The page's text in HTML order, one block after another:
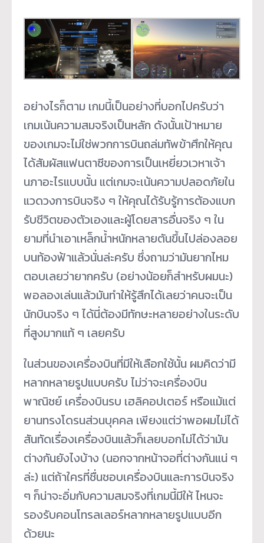
อย่างไรก็ตาม เกมนี้เป็นอย่างที่บอกไปครับว่า
เกมเน้นความสมจริงเป็นหลัก ดังนั้นเป้าหมาย
ของเกมจะไม่ใช่พวกการบินถล่มทัพข้าศึกให้คุณ
ได้สัมผัสแฟนตาซีของการเป็นเหยี่ยวเวหาเจ้า
นภาอะไรแบบนั้น แต่เกมจะเน้นความปลอดภัยใน
แวดวงการบินจริง ๆ ให้คุณได้รับรู้การต้องแบก
รับชีวิตของตัวเองและผู้โดยสารอื่นจริง ๆ ใน
ยามที่นำเอาเหล็กน้ำหนักหลายตันขึ้นไปล่องลอย
บนท้องฟ้าแล้วนั่นล่ะครับ ซึ่งถามว่ามันยากไหม
ตอบเลยว่ายากครับ (อย่างน้อยก็สำหรับผมนะ)
พอลองเล่นแล้วมันทำให้รู้สึกได้เลยว่าคนจะเป็น
นักบินจริง ๆ ได้นี่ต้องมีทักษะหลายอย่างในระดับ
ที่สูงมากแท้ ๆ เลยครับ
ในส่วนของเครื่องบินที่มีให้เลือกใช้นั้น ผมคิดว่ามี
หลากหลายรูปแบบครับ ไม่ว่าจะเครื่องบิน
พาณิชย์ เครื่องบินรบ เฮลิคอปเตอร์ หรือแม้แต่
ยานทรงโดรนส่วนบุคคล เพียงแต่ว่าพอผมไม่ได้
สันทัดเรื่องเครื่องบินแล้วก็เลยบอกไม่ได้ว่ามัน
ต่างกันยังไงบ้าง (นอกจากหน้าจอที่ต่างกันแน่ ๆ
ล่ะ) แต่ถ้าใครที่ชื่นชอบเครื่องบินและการบินจริง
ๆ ก็น่าจะอิ่มกับความสมจริงที่เกมนี้มีให้ ไหนจะ
รองรับคอนโทรลเลอร์หลากหลายรูปแบบอีก
ด้วยนะ